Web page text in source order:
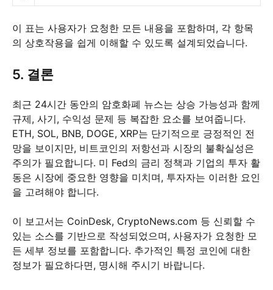
이 표는 사용자가 요청한 모든 내용을 포함하며, 각 항목
의 상호작용을 쉽게 이해할 수 있도록 설계되었습니다.
5. 결론
최근 24시간 동안의 암호화폐 뉴스는 상승 가능성과 함께
규제, 사기, 수익성 문제 등 복잡한 요소를 보여줍니다.
ETH, SOL, BNB, DOGE, XRP는 단기적으로 긍정적인 전
망을 보이지만, 비트코인의 저항선과 시장의 불확실성은
주의가 필요합니다. 미 Fed의 금리 정책과 기업의 투자 활
동은 시장에 중요한 영향을 미치며, 투자자는 이러한 요인
을 고려해야 합니다.
이 보고서는 CoinDesk, CryptoNews.com 등 신뢰할 수
있는 소스를 기반으로 작성되었으며, 사용자가 요청한 모
든 세부 정보를 포함합니다. 추가적인 특정 코인에 대한
정보가 필요하다면, 명시해 주시기 바랍니다.